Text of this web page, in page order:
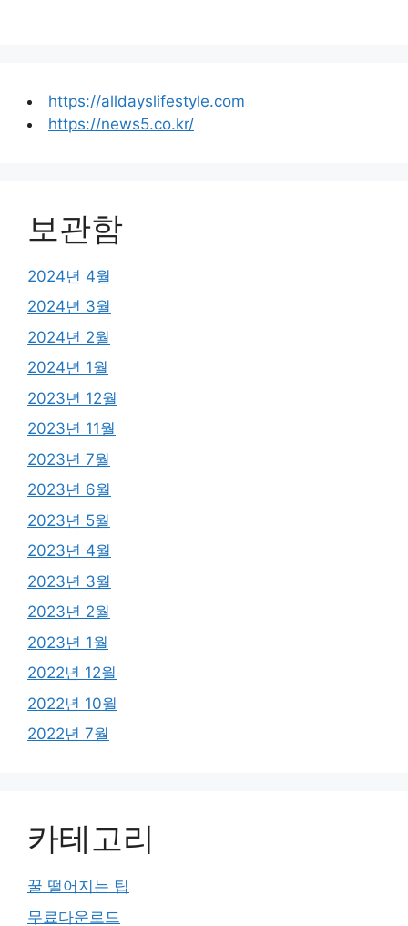
https://alldayslifestyle.com
https://news5.co.kr/
보관함
2024년 4월
2024년 3월
2024년 2월
2024년 1월
2023년 12월
2023년 11월
2023년 7월
2023년 6월
2023년 5월
2023년 4월
2023년 3월
2023년 2월
2023년 1월
2022년 12월
2022년 10월
2022년 7월
카테고리
꿀 떨어지는 팁
무료다운로드